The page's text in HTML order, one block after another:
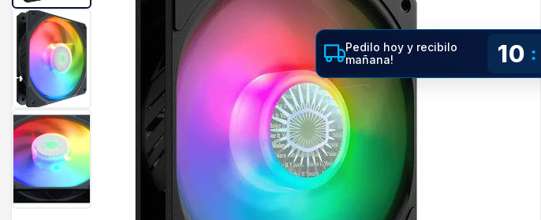
Pedilo hoy y recibilo
mañana!
10 :